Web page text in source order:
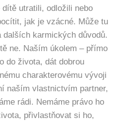
utratili, odložili nebo
jak je vzácné. Může tu
karmických důvodů.
ne. Naším úkolem – přímo
do života, dát dobrou
charakterovému vývoji
naším vlastnictvím partner,
rádi. Nemáme právo ho
přivlastňovat si ho,